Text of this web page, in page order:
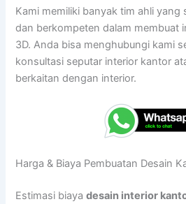
Kami memiliki banyak tim ahli yang
dan berkompeten dalam membuat
3D. Anda bisa menghubungi kami
konsultasi seputar interior kantor
berkaitan dengan interior.
Harga & Biaya Pembuatan Desain
Estimasi biayadesain interior